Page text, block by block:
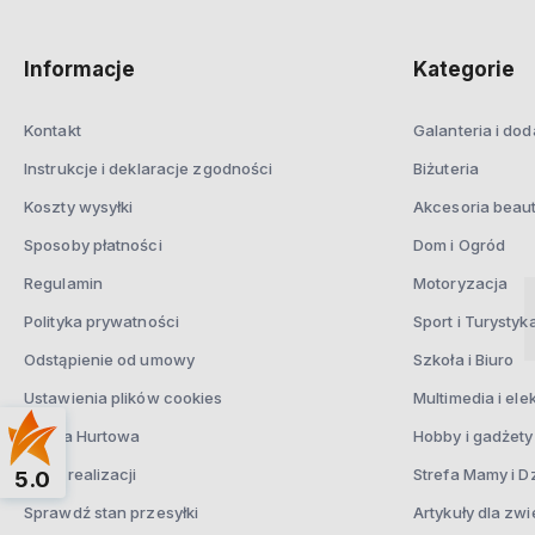
Informacje
Kontakt
Instrukcje i deklaracje zgodności
Koszty wysyłki
Sposoby płatności
Regulamin
Polityka prywatności
Odstąpienie od umowy
Ustawienia plików cookies
Oferta Hurtowa
Czas realizacji
Sprawdź stan przesyłki
Kategorie
Galanteria i
Biżuteria
Akcesoria
Dom i Ogród
Motoryzacja
Sport i
Szkoła i Biuro
Multimedia i
Hobby i gadżety
Strefa Mamy i
Artykuły dla
5.0